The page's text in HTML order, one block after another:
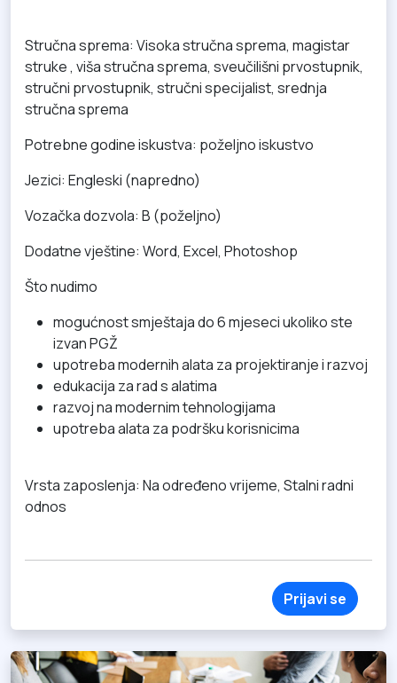
Stručna sprema: Visoka stručna sprema, magistar
struke , viša stručna sprema, sveučilišni prvostupnik,
stručni prvostupnik, stručni specijalist, srednja
stručna sprema
Potrebne godine iskustva: poželjno iskustvo
Jezici: Engleski (napredno)
Vozačkadozvola: B (poželjno)
Dodatne vještine: Word, Excel, Photoshop
Što nudimo
mogućnost smještaja do 6 mjeseci ukoliko ste
izvan PGŽ
upotreba modernih alata za projektiranje i razvoj
edukacija za rad s alatima
razvoj na modernim tehnologijama
upotreba alata za podršku korisnicima
Vrsta zaposlenja: Na određeno vrijeme, Stalni radni
odnos
Prijavi se